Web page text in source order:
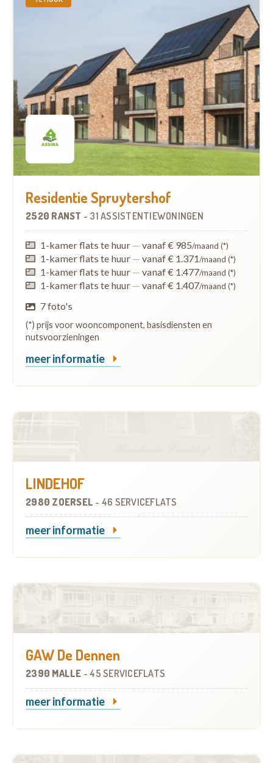
Residentie Spruytershof
2520 RANST - 31 ASSISTENTIEWONINGEN
1-kamer flats te huur — vanaf € 985/maand (*)
1-kamer flats te huur — vanaf € 1.371/maand (*)
1-kamer flats te huur — vanaf € 1.477/maand (*)
1-kamer flats te huur — vanaf € 1.407/maand (*)
7 foto's
(*) prijs voor wooncomponent, basisdiensten en
nutsvoorzieningen
meer informatie
LINDEHOF
2980 ZOERSEL - 46 SERVICEFLATS
meer informatie
GAW De Dennen
2390 MALLE -45 SERVICEFLATS
meer informatie